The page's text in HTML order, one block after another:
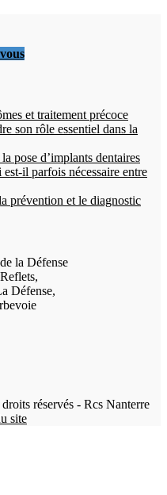
et traitement précoce
son rôle essentiel dans la
pose d’implants dentaires
il parfois nécessaire entre
prévention et le diagnostic
la Défense
Défense,
réservés - Rcs Nanterre
site